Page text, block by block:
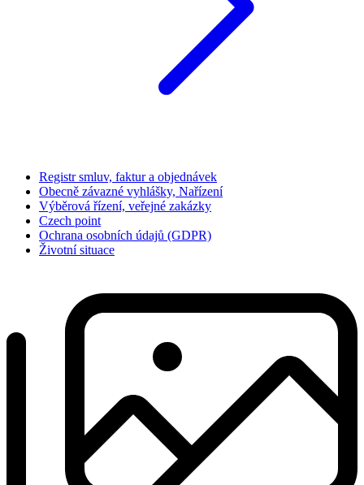
Registr smluv, faktur a objednávek
Obecně závazné vyhlášky, Nařízení
Výběrová řízení, veřejné zakázky
Czech point
Ochrana osobních údajů (GDPR)
Životní situace